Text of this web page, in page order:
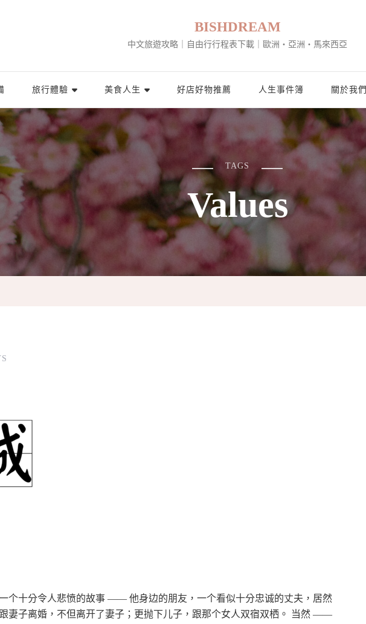
BISHDREAM
中文旅遊攻略｜自由行行程表下載｜歐洲・亞洲・馬來西亞
旅行體驗 美食人生 好店好物推薦 人生事件簿 關於我們
TAGS
Values
个十分令人悲愤的故事 —— 他身边的朋友，一个看似十分忠诚的丈夫，居然
妻子离婚，不但离开了妻子；更抛下儿子，跟那个女人双宿双栖。 当然 ——